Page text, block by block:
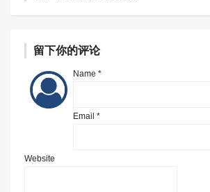
留下你的评论
Name *
Email *
Website